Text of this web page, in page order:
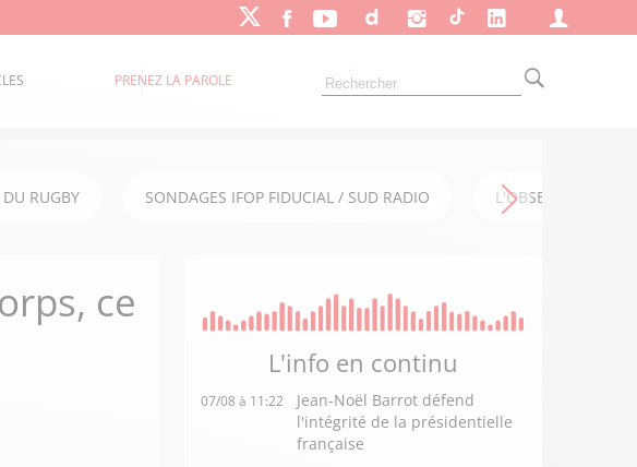
PRENEZ LA PAROLE
RUGBY SONDAGES IFOP FIDUCIAL / SUD RADIO L'OBSERVATOIRE
ce
L'info en continu
07/08 à 11:22
Jean-Noël Barrot défend
l'intégrité de la présidentielle
française